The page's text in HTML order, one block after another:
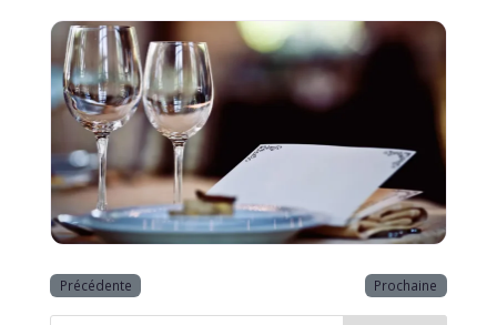
Précédente Prochaine